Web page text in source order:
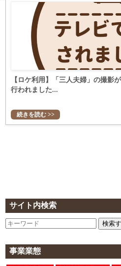
サイト内検索
検索
事業業態
【ロケ利用】「三人夫婦」の撮影
行われました...
続きを読む >>